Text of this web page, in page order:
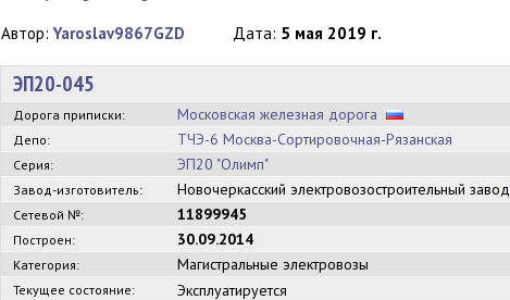
Автор:Yaroslav9867GZD Дата: 5 мая 2019 г.
ЭП20-045
Дорога приписки: Московская железная дорога
Депо: ТЧЭ-6 Москва-Сортировочная-Рязанская
Серия: ЭП20 "Олимп"
Завод-изготовитель: Новочеркасский электровозостроительный завод
Сетевой №:
11899945
Построен: 30.09.2014
Категория: Магистральные электровозы
Текущее состояние:
Эксплуатируется